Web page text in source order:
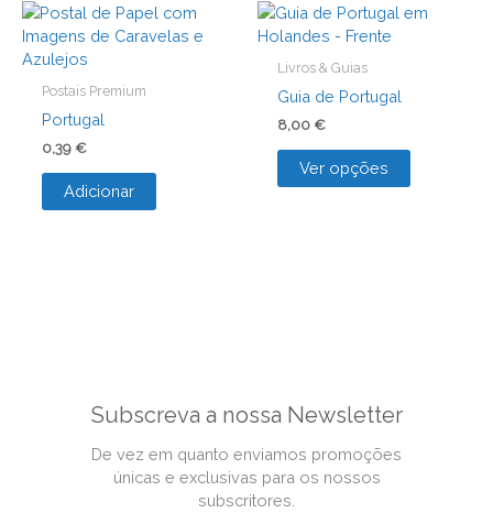
Postais Premium
Portugal
0,39 €
Adicionar
Livros & Guias
Guia de Portugal
8,00 €
Ver opções
This
Subscreva a nossa Newsletter
De vez em quanto enviamos promoções
únicas e exclusivas para os nossos
subscritores.